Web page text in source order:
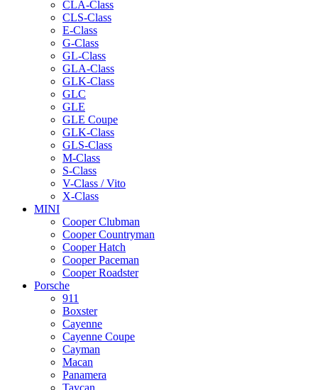
CLA-Class
CLS-Class
E-Class
G-Class
GL-Class
GLA-Class
GLK-Class
GLC
GLE
GLE Coupe
GLK-Class
GLS-Class
M-Class
S-Class
V-Class / Vito
X-Class
MINI
Cooper Clubman
Cooper Countryman
Cooper Hatch
Cooper Paceman
Cooper Roadster
Porsche
911
Boxster
Cayenne
Cayenne Coupe
Cayman
Macan
Panamera
Taycan